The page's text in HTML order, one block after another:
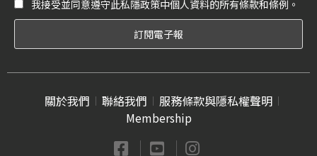
我接受並同意遵守此私隱政策中個人資料的所有條款和條例。
關於我們 聯絡我們
服務條款與隱私權聲明
Membership